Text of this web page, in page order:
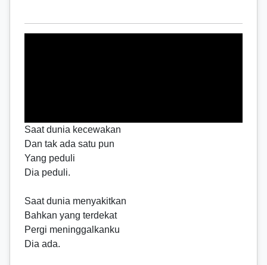
Saat dunia kecewakan
Dan tak ada satu pun
Yang peduli
Dia peduli.
Saat dunia menyakitkan
Bahkan yang terdekat
Pergi meninggalkanku
Dia ada.